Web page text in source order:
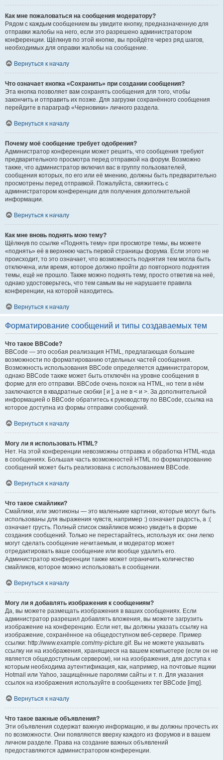
Как мне пожаловаться на сообщения модератору?
Рядом с каждым сообщением вы увидите кнопку, предназначенную для
отправки жалобы на него, если это разрешено администратором
конференции. Щёлкнув по этой кнопке, вы пройдёте через ряд шагов,
необходимых для оправки жалобы на сообщение.
Вернуться к началу
Что означает кнопка «Сохранить» при создании сообщения?
Эта кнопка позволяет вам сохранять сообщения для того, чтобы
закончить и отправить их позже. Для загрузки сохранённого сообщения
перейдите в параграф «Черновики» личного раздела.
Вернуться к началу
Почему моё сообщение требует одобрения?
Администратор конференции может решить, что сообщения требуют
предварительного просмотра перед отправкой на форум. Возможно
также, что администратор включил вас в группу пользователей,
сообщения которых, по его или её мнению, должны быть предварительно
просмотрены перед отправкой. Пожалуйста, свяжитесь с
администратором конференции для получения дополнительной
информации.
Вернуться к началу
Как мне вновь поднять мою тему?
Щёлкнув по ссылке «Поднять тему» при просмотре темы, вы можете
«поднять» её в верхнюю часть первой страницы форума. Если этого не
происходит, то это означает, что возможность поднятия тем могла быть
отключена, или время, которое должно пройти до повторного поднятия
темы, ещё не прошло. Также можно поднять тему, просто ответив на неё,
однако удостоверьтесь, что тем самым вы не нарушаете правила
конференции, на которой находитесь.
Вернуться к началу
Форматирование сообщений и типы создаваемых тем
Что такое BBCode?
BBCode — это особая реализация HTML, предлагающая большие
возможности по форматированию отдельных частей сообщения.
Возможность использования BBCode определяется администратором,
однако BBCode также может быть отключён на уровне сообщения в
форме для его отправки. BBCode очень похож на HTML, но теги в нём
заключаются в квадратные скобки [ и ], а не в < и >. За дополнительной
информацией о BBCode обратитесь к руководству по BBCode, ссылка на
которое доступна из формы отправки сообщений.
Вернуться к началу
Могу ли я использовать HTML?
Нет. На этой конференции невозможны отправка и обработка HTML-кода
в сообщениях. Большая часть возможностей HTML по форматированию
сообщений может быть реализована с использованием BBCode.
Вернуться к началу
Что такое смайлики?
Смайлики, или эмотиконы — это маленькие картинки, которые могут быть
использованы для выражения чувств, например :) означает радость, а :(
означает грусть. Полный список смайликов можно увидеть в форме
создания сообщений. Только не перестарайтесь, используя их: они легко
могут сделать сообщение нечитаемым, и модератор может
отредактировать ваше сообщение или вообще удалить его.
Администратор конференции также может ограничить количество
смайликов, которое можно использовать в сообщении.
Вернуться к началу
Могу ли я добавлять изображения к сообщениям?
Да, вы можете размещать изображения в ваших сообщениях. Если
администратор разрешил добавлять вложения, вы можете загрузить
изображение на конференцию. Если нет, вы должны указать ссылку на
изображение, сохранённое на общедоступном веб-сервере. Пример
ссылки: http://www.example.com/my-picture.gif. Вы не можете указывать
ссылку ни на изображения, хранящиеся на вашем компьютере (если он не
является общедоступным сервером), ни на изображения, для доступа к
которым необходима аутентификация, как, например, на почтовые ящики
Hotmail или Yahoo, защищённые паролями сайты и т. п. Для указания
ссылок на изображения используйте в сообщениях тег BBCode [img].
Вернуться к началу
Что такое важные объявления?
Эти объявления содержат важную информацию, и вы должны прочесть их
по возможности. Они появляются вверху каждого из форумов и в вашем
личном разделе. Права на создание важных объявлений
предоставляются администратором конференции.